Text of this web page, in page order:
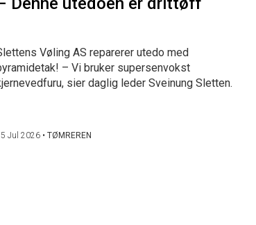
Vøling AS reparerer utedo med
– Vi bruker supersenvokst
sier daglig leder Sveinung Sletten.
Jul 2026• TØMREREN